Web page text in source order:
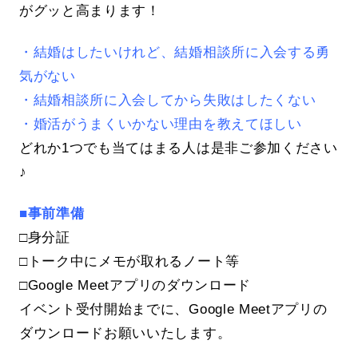
がグッと高まります！
・結婚はしたいけれど、結婚相談所に入会する勇
気がない
・結婚相談所に入会してから失敗はしたくない
・婚活がうまくいかない理由を教えてほしい
どれか1つでも当てはまる人は是非ご参加ください
♪
■事前準備
□身分証
□トーク中にメモが取れるノート等
□Google Meetアプリのダウンロード
イベント受付開始までに、Google Meetアプリの
ダウンロードお願いいたします。